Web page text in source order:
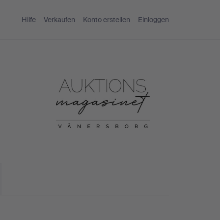
Hilfe Verkaufen Konto erstellen Einloggen